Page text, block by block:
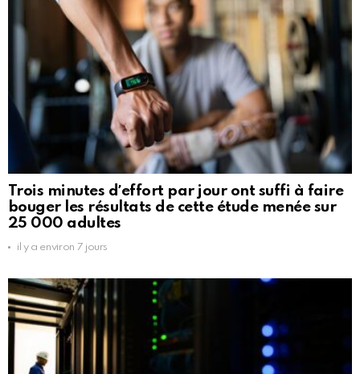
Trois minutes dʼeffort par jour ont suffi à faire
bouger les résultats de cette étude menée sur
25 000 adultes
il y a environ 7 jours